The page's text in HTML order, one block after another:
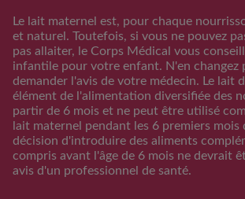
d’accouchement
Calculateur periode
d’ovulation
Calendrier Grossese
Guide de l’alimentation
S'inscrire/S'identifier
Support
FAQs
Le lait maternel est, pour chaque
et naturel. Toutefois, si vous ne pouvez
pas allaiter, le Corps Médical vous
infantile pour votre enfant. N'en changez
demander l'avis de votre médecin. Le lait
élément de l'alimentation diversifiée des
partir de 6 mois et ne peut être utilisé
lait maternel pendant les 6 premiers mois
décision d'introduire des aliments
compris avant l'âge de 6 mois ne devrait
avis d'un professionnel de santé.